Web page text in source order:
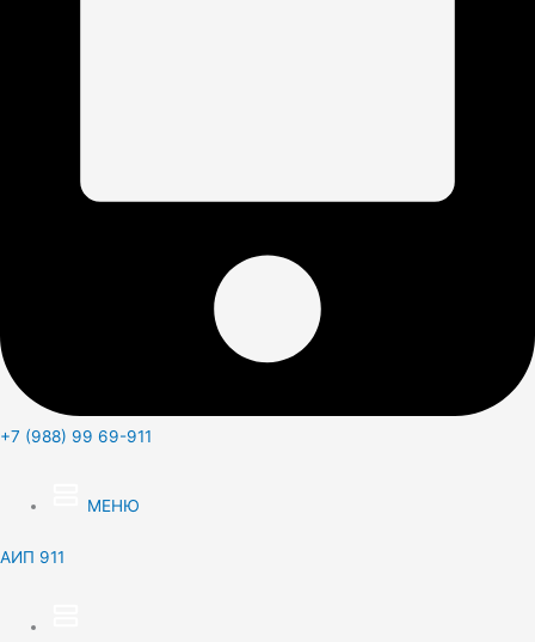
+7 (988) 99 69-911
МЕНЮ
АИП 911